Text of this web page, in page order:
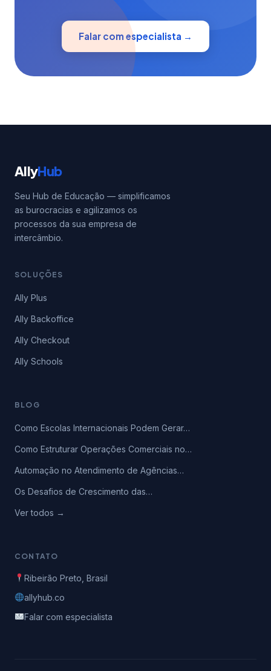
Falar com especialista →
AllyHub
Seu Hub de Educação — simplificamos
as burocracias e agilizamos os
processos da sua empresa de
intercâmbio.
SOLUÇÕES
Ally Plus
Ally Backoffice
Ally Checkout
Ally Schools
BLOG
Como Escolas Internacionais Podem Gerar…
Como Estruturar Operações Comerciais no…
Automação no Atendimento de Agências…
Os Desafios de Crescimento das…
Ver todos →
CONTATO
Ribeirão Preto, Brasil
allyhub.co
Falar com especialista